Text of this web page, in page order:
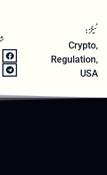
ٹیگز:
Crypto,
Regulation,
USA